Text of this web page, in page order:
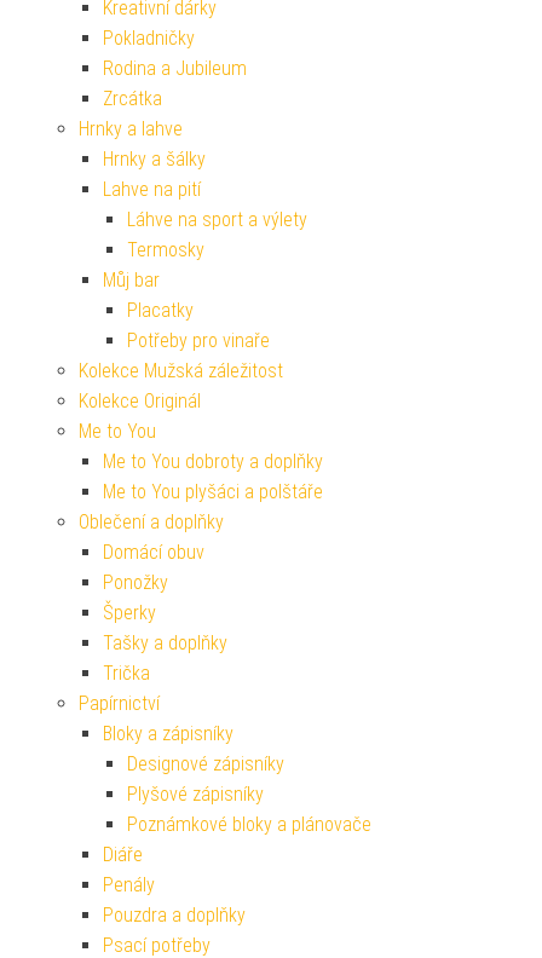
Kreativní dárky
Pokladničky
Rodina a Jubileum
Zrcátka
Hrnky a lahve
Hrnky a šálky
Lahve na pití
Láhve na sport a výlety
Termosky
Můj bar
Placatky
Potřeby pro vinaře
Kolekce Mužská záležitost
Kolekce Originál
Me to You
Me to You dobroty a doplňky
Me to You plyšáci a polštáře
Oblečení a doplňky
Domácí obuv
Ponožky
Šperky
Tašky a doplňky
Trička
Papírnictví
Bloky a zápisníky
Designové zápisníky
Plyšové zápisníky
Poznámkové bloky a plánovače
Diáře
Penály
Pouzdra a doplňky
Psací potřeby